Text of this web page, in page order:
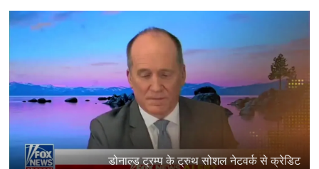
डोनाल्ड ट्रम्प के ट्रुथ सोशल नेटवर्क से क्रेडिट